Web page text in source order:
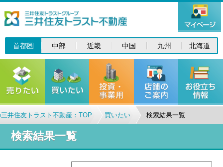
首都圏 中部 近畿 中国 九州 北海道
井住友トラスト不動産：TOP 買いたい 検索結果一覧
検索結果一覧